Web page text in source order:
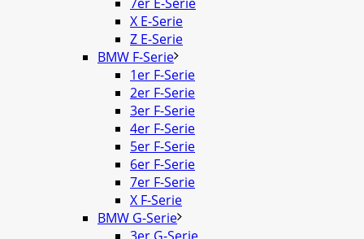
X E-Serie
Z E-Serie
BMW F-Serie
1er F-Serie
2er F-Serie
3er F-Serie
4er F-Serie
5er F-Serie
6er F-Serie
7er F-Serie
X F-Serie
BMW G-Serie